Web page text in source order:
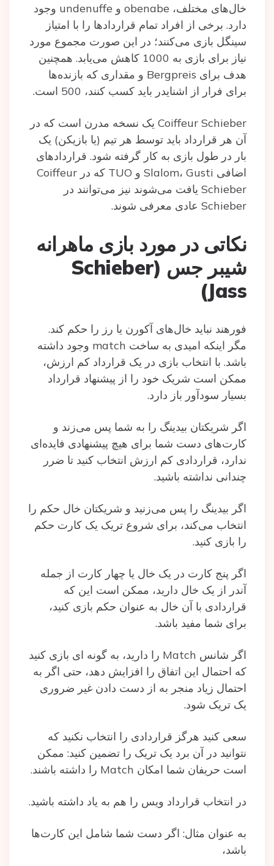
خال‌های مختلف، obenabe و undenuffe وجود
دارد. برخی از افراد تمام قراردادها را با امتیاز
سینگل بازی می‌کنند؛ در این صورت مجموع مورد
نیاز برای بازی به 1000 کاهش می‌یابد. همچنین
هدف برای Bergpreis و مقداری که بازنده‌ها
برای فرار از اشنایدر باید کسب کنند، 500 است.
Coiffeur Schieber یک نسخه مدرن است که در
آن هر قرارداد باید توسط هر تیم (یا بازیکن) یک
بار در طول بازی به کار گرفته شود. قراردادهای
اضافی Slalom، Gusti و TUO که در Coiffeur
Schieber یافت می‌شوند نیز می‌توانند در
Schieber عادی معرفی شوند.
نکاتی در مورد بازی ماهرانه
شیبر جس (Schieber
Jass)
فورهند نباید خال‌های آکورن یا رز را حکم کند.
مگر اینکه امیدی به ساخت match وجود داشته
باشد. با انتخاب بازی در یک قرارداد کم ارزش،
ممکن است شریک خود را از پیشنهاد قرارداد
بسیار سودآور باز دارد.
اگر شریکتان بیدینگ را به شما پس می‌زند و
کارت‌های دست شما برای هیچ پیشنهادی فایده‌ای
ندارد، قراردادی کم ارزش انتخاب کنید تا ضرر
چندانی نداشته باشید.
اگر‌ بیدینگ را پس می‌زنید و شریکتان خال حکم را
انتخاب می‌کند، برای شروع تریک یک کارت حکم
را بازی کنید.
اگر پنج کارت در یک خال یا چهار کارت از جمله
آندر از یک خال دارید، ممکن است این که
قراردادی با آن خال به عنوان حکم بازی کنید،
برای شما مفید باشد.
اگر‌ شانس Match را دارید، به گونه ای بازی کنید
که احتمال این اتفاق را افزایش دهد، حتی اگر به
احتمال زیاد منجر به از دست دادن غیر ضروری
یک تریک شود.
سعی کنید هرگز قراردادی را انتخاب نکنید که
نتوانید در آن برد یک تریک را تضمین کنید: ممکن
است حریفان شما امکان Match را داشته باشند.
در انتخاب قرارداد ویس را هم به یاد داشته باشید.
به عنوان مثال: اگر دست شما شامل این کارت‌ها
باشد،